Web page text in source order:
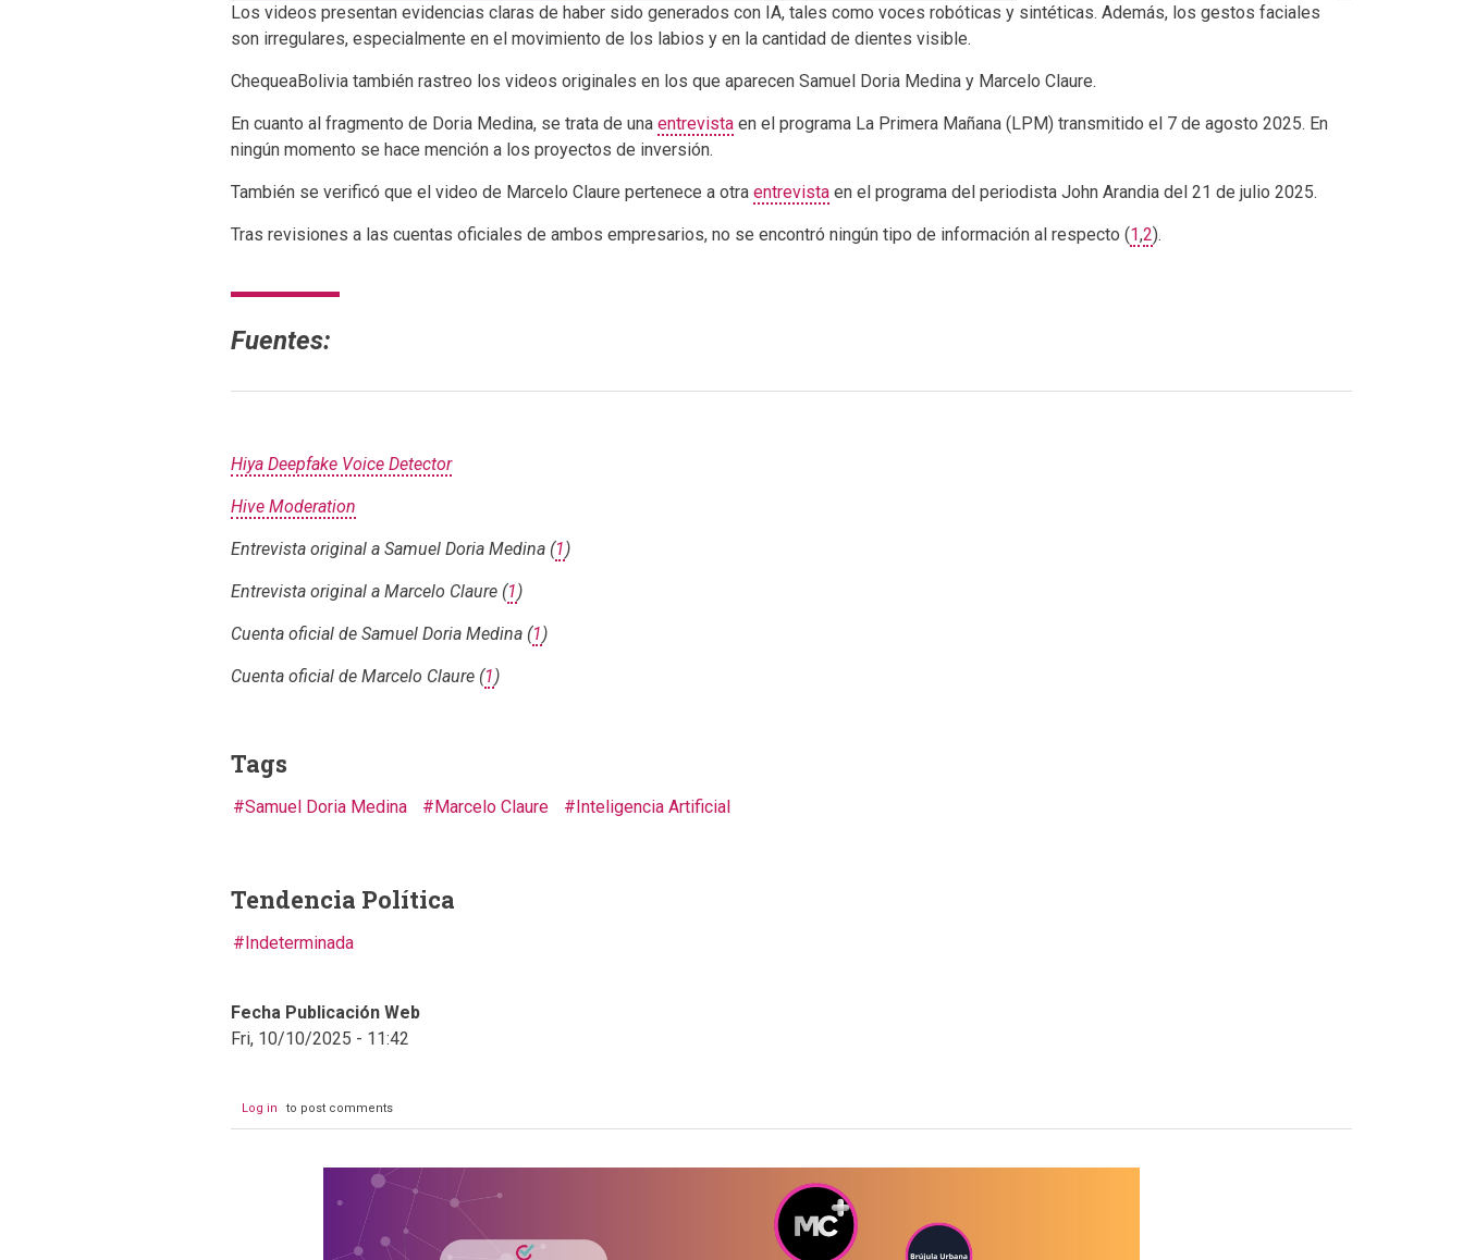
Los videos presentan evidencias claras de haber sido generados con IA, tales como voces robóticas y sintéticas. Además, los gestos faciales
son irregulares, especialmente en el movimiento de los labios y en la cantidad de dientes visible.
ChequeaBolivia también rastreo los videos originales en los que aparecen Samuel Doria Medina y Marcelo Claure.
En cuanto al fragmento de Doria Medina, se trata de una entrevista en el programa La Primera Mañana (LPM) transmitido el 7 de agosto 2025. En
ningún momento se hace mención a los proyectos de inversión.
También se verificó que el video de Marcelo Claure pertenece a otra entrevista en el programa del periodista John Arandia del 21 de julio 2025.
Tras revisiones a las cuentas oficiales de ambos empresarios, no se encontró ningún tipo de información al respecto (1,2).
Fuentes:
Hiya Deepfake Voice Detector
Hive Moderation
Entrevista original a Samuel Doria Medina (1)
Entrevista original a Marcelo Claure (1)
Cuenta oficial de Samuel Doria Medina (1)
Cuenta oficial de Marcelo Claure (1)
Tags
Samuel Doria Medina Marcelo Claure Inteligencia Artificial
Tendencia Política
Indeterminada
Fecha Publicación Web
Fri, 10/10/2025 - 11:42
Log in to post comments